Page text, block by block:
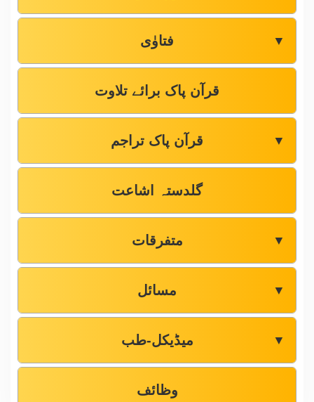
فتاوٰی ▼
قرآن پاک برائے تلاوت
قرآن پاک تراجم ▼
گلدستہ اشاعت
متفرقات ▼
مسائل ▼
میڈیکل-طب ▼
وظائف